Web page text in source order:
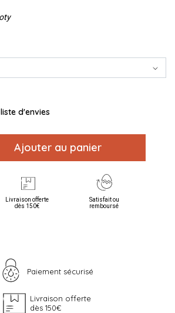
d'envies
Ajouter au panier
Livraison offerte
dès 150€
Satisfait ou
remboursé
Paiement sécurisé
Livraison offerte
dès 150€